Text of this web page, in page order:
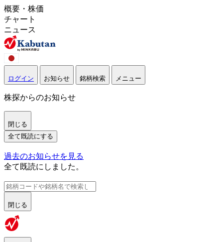
概要・株価
チャート
ニュース
ログイン お知らせ 銘柄検索 メニュー
株探からのお知らせ
閉じる
全て既読にする
過去のお知らせを見る
全て既読にしました。
閉じる